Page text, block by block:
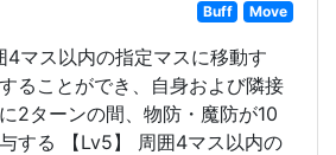
Buff Move
4マス以内の指定マスに移動す
ることができ、自身および隣接
2ターンの間、物防・魔防が10
する 【Lv5】 周囲4マス以内の